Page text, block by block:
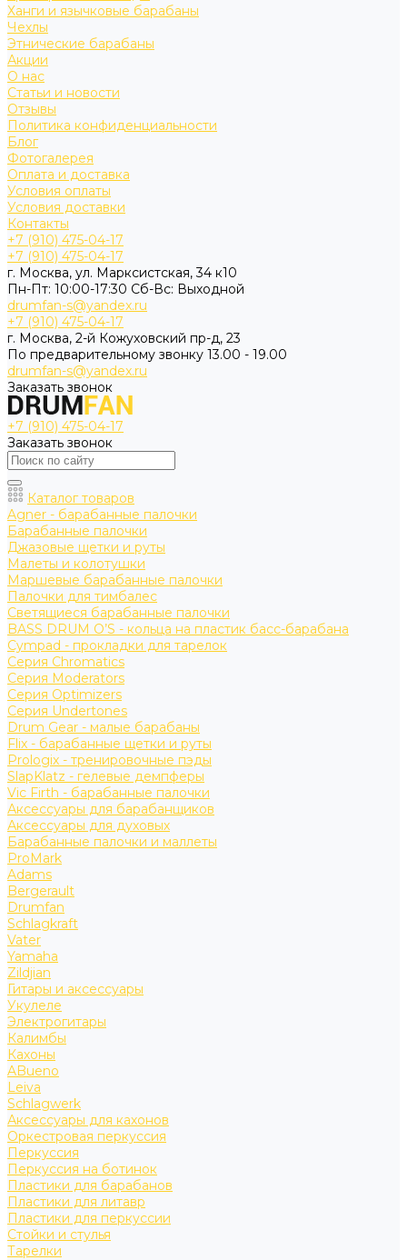
Ханги и язычковые барабаны
Чехлы
Этнические барабаны
Акции
О нас
Статьи и новости
Отзывы
Политика конфиденциальности
Блог
Фотогалерея
Оплата и доставка
Условия оплаты
Условия доставки
Контакты
+7 (910) 475-04-17
+7 (910) 475-04-17
г. Москва, ул. Марксистская, 34 к10
Пн-Пт: 10:00-17:30 Cб-Вс: Выходной
drumfan-s@yandex.ru
+7 (910) 475-04-17
г. Москва, 2-й Кожуховский пр-д, 23
По предварительному звонку 13.00 - 19.00
drumfan-s@yandex.ru
Заказать звонок
+7 (910) 475-04-17
Заказать звонок
Каталог товаров
Agner - барабанные палочки
Барабанные палочки
Джазовые щетки и руты
Малеты и колотушки
Маршевые барабанные палочки
Палочки для тимбалес
Светящиеся барабанные палочки
BASS DRUM O’S - кольца на пластик басс-барабана
Cympad - прокладки для тарелок
Серия Chromatics
Серия Moderators
Серия Optimizers
Серия Undertones
Drum Gear - малые барабаны
Flix - барабанные щетки и руты
Prologix - тренировочные пэды
SlapKlatz - гелевые демпферы
Vic Firth - барабанные палочки
Аксессуары для барабанщиков
Аксессуары для духовых
Барабанные палочки и маллеты
ProMark
Adams
Bergerault
Drumfan
Schlagkraft
Vater
Yamaha
Zildjian
Гитары и аксессуары
Укулеле
Электрогитары
Калимбы
Кахоны
ABueno
Leiva
Schlagwerk
Аксессуары для кахонов
Оркестровая перкуссия
Перкуссия
Перкуссия на ботинок
Пластики для барабанов
Пластики для литавр
Пластики для перкуссии
Стойки и стулья
Тарелки